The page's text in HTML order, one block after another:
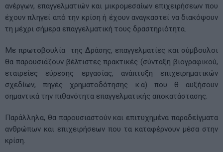
ανέργων, επαγγελματιών και μικρομεσαίων επιχειρήσεων που
έχουν πληγεί από την κρίση ή έχουν αναγκαστεί να διακόψουν
τη μέχρι σήμερα επαγγελματική τους δραστηριότητα.
Με πρωτοβουλία της Δράσης, επαγγελματίες και σύμβουλοι
θα παρουσιάζουν βέλτιστες πρακτικές (σύνταξη βιογραφικού,
εταιρείες εύρεσης εργασίας, ανάπτυξη επιχειρηματικών
σχεδίων, πηγές χρηματοδότησης κ.α) που θ αυξήσουν
σημαντικά την πιθανότητα επαγγελματικής αποκατάστασης.
Παράλληλα, θα παρουσιαστούν και επιτυχημένα παραδείγματα
ανθρώπων και επιχειρήσεων που τα καταφέρνουν μέσα στην
κρίση.